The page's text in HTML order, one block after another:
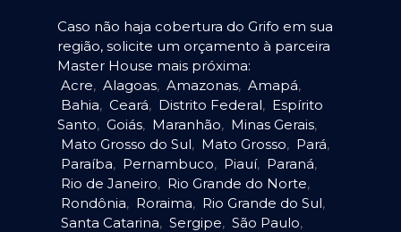
Caso não haja cobertura do Grifo em sua
região, solicite um orçamento à parceira
Master House mais próxima:
Acre, Alagoas, Amazonas, Amapá,
Bahia, Ceará, Distrito Federal, Espírito
Santo, Goiás, Maranhão, Minas Gerais,
Mato Grosso do Sul, Mato Grosso, Pará,
Paraíba, Pernambuco, Piauí, Paraná,
Rio de Janeiro, Rio Grande do Norte,
Rondônia, Roraima, Rio Grande do Sul,
Santa Catarina, Sergipe, São Paulo,